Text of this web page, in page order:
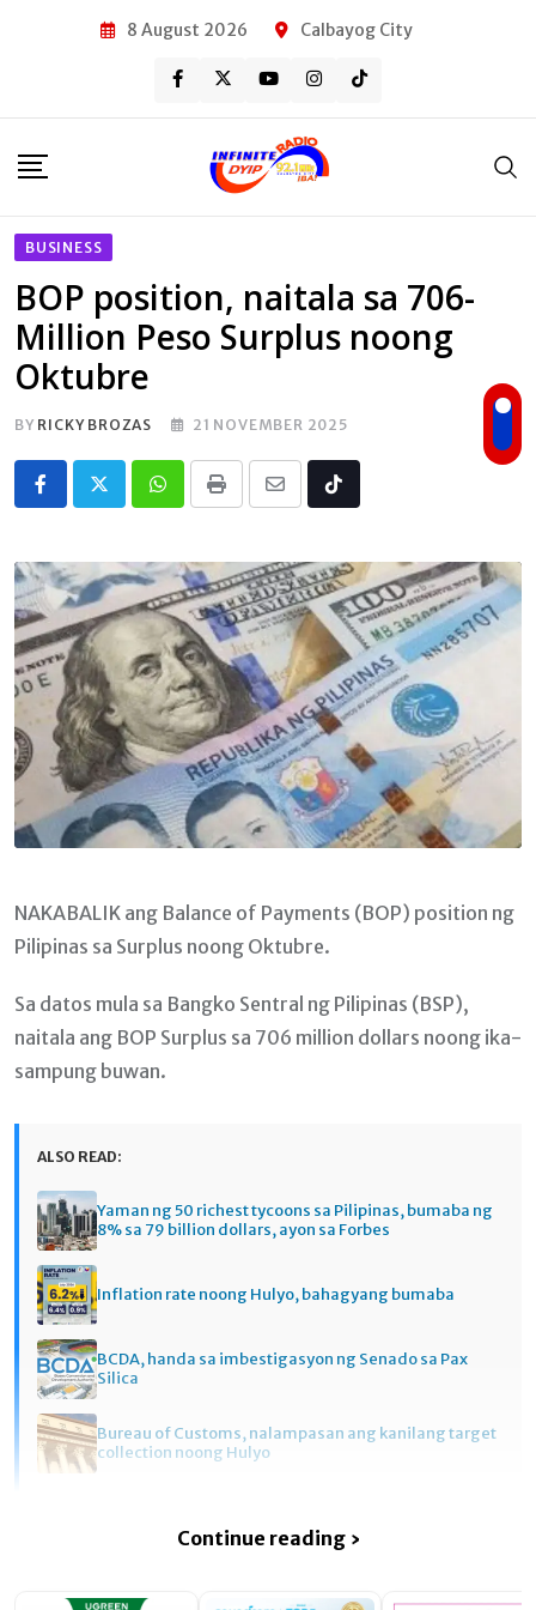
8 August 2026 Calbayog City
BUSINESS
BOP position, naitala sa 706-
Million Peso Surplus noong
Oktubre
BY RICKY BROZAS 21 NOVEMBER 2025
Whatsapp
Print
Share
Email
Tiktok
NAKABALIK ang Balance of Payments (BOP) position ng
Pilipinas sa Surplus noong Oktubre.
Sa datos mula sa Bangko Sentral ng Pilipinas (BSP),
naitala ang BOP Surplus sa 706 million dollars noong ika-
sampung buwan.
ALSO READ:
Yaman ng 50 richest tycoons sa Pilipinas, bumaba ng
8% sa 79 billion dollars, ayon sa Forbes
Inflation rate noong Hulyo, bahagyang bumaba
BCDA, handa sa imbestigasyon ng Senado sa Pax
Silica
Bureau of Customs, nalampasan ang kanilang target
collection noong Hulyo
Continue reading ›